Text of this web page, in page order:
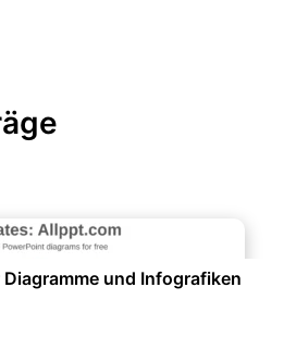
und Infografiken